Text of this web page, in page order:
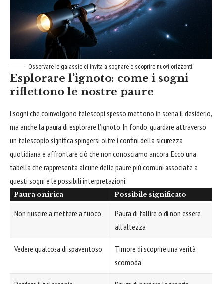
Osservare le galassie ci invita a sognare e scoprire nuovi orizzonti.
Esplorare l’ignoto: come i sogni
riflettono le nostre paure
I sogni che coinvolgono telescopi spesso mettono in scena il desiderio,
ma anche la paura di esplorare l’ignoto. In fondo, guardare attraverso
un telescopio significa spingersi oltre i confini della sicurezza
quotidiana e affrontare ciò che non conosciamo ancora. Ecco una
tabella che rappresenta alcune delle paure più comuni associate a
questi sogni e le possibili interpretazioni:
Paura onirica Possibile significato
Non riuscire a mettere a fuoco
Paura di fallire o di non essere
all’altezza
Vedere qualcosa di spaventoso
Timore di scoprire una verità
scomoda